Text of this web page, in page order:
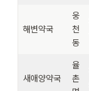
해변약국
웅
천
동
새애양약국
율
촌